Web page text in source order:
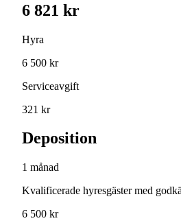
6 821 kr
Hyra
6 500 kr
Serviceavgift
321 kr
Deposition
1 månad
Kvalificerade hyresgäster med
6 500 kr